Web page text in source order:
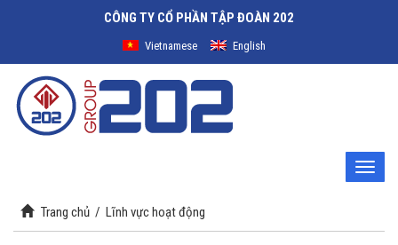
CÔNG TY CỔ PHẦN TẬP ĐOÀN 202
Vietnamese English
Toggle
Trang chủ / Lĩnh vực hoạt động